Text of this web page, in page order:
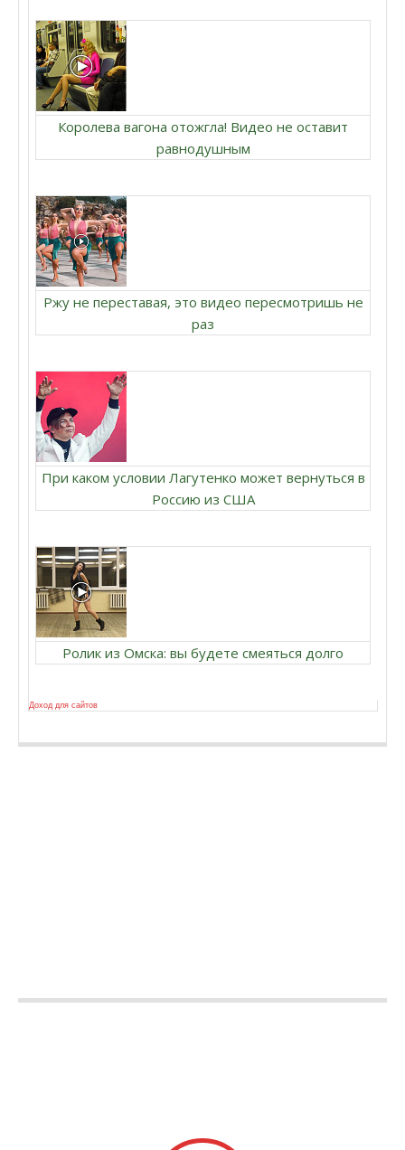
Королева вагона отожгла! Видео не оставит
равнодушным
Ржу не переставая, это видео пересмотришь не
раз
При каком условии Лагутенко может вернуться в
Россию из США
Ролик из Омска: вы будете смеяться долго
Доход для сайтов